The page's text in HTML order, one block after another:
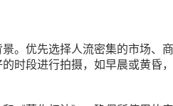
。优先选择人流密集的市场
时段进行拍摄，如早晨或黄昏